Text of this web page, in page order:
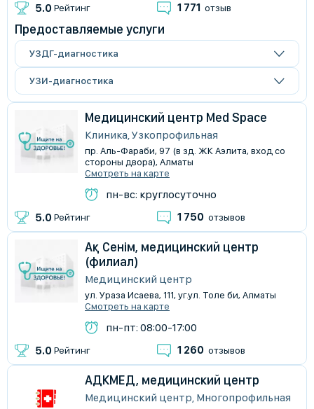
5.0 Рейтинг 1 771 отзыв
Предоставляемые услуги
УЗДГ-диагностика
УЗИ-диагностика
Медицинский центр Med Space
Клиника, Узкопрофильная
пр. Аль-Фараби, 97 (в зд. ЖК Аэлита, вход со
стороны двора), Алматы
Смотреть на карте
пн-вс: круглосуточно
5.0 Рейтинг 1 750 отзывов
Ақ Сенім, медицинский центр
(филиал)
Медицинский центр
ул. Ураза Исаева, 111, уг.ул. Толе би, Алматы
Смотреть на карте
пн-пт: 08:00-17:00
5.0 Рейтинг 1 260 отзывов
АДКМЕД, медицинский центр
Медицинский центр, Многопрофильная